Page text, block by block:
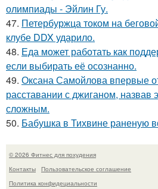
олимпиады - Эйлин Гу.
47. Петербуржца током на
клубе DDX ударило.
48. Еда может работать как
если выбирать её осознанно.
49. Оксана Самойлова впервые
расставании с джиганом, назвав
сложным.
50. Бабушка в Тихвине раненую
© 2026 Фитнес для похудения
Контакты
Пользовательское соглашение
Политика конфидециальности